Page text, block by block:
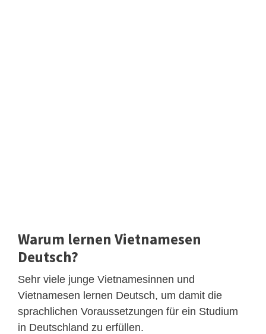
Warum lernen Vietnamesen
Deutsch?
Sehr viele junge Vietnamesinnen und
Vietnamesen lernen Deutsch, um damit die
sprachlichen Voraussetzungen für ein Studium
in Deutschland zu erfüllen.